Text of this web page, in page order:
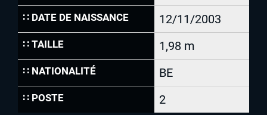
∷ DATE DE NAISSANCE 12/11/2003
∷ TAILLE 1,98 m
∷ NATIONALITÉ BE
∷ POSTE 2